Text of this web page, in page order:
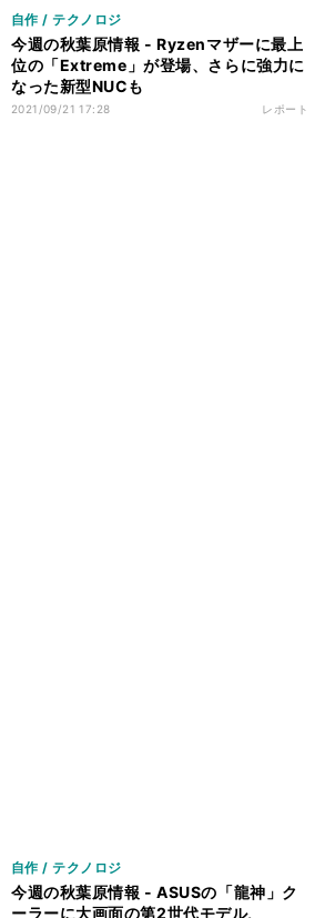
自作 / テクノロジ
今週の秋葉原情報 - Ryzenマザーに最上
位の「Extreme」が登場、さらに強力に
なった新型NUCも
2021/09/21 17:28 レポート
自作 / テクノロジ
今週の秋葉原情報 - ASUSの「龍神」ク
ーラーに大画面の第2世代モデル、